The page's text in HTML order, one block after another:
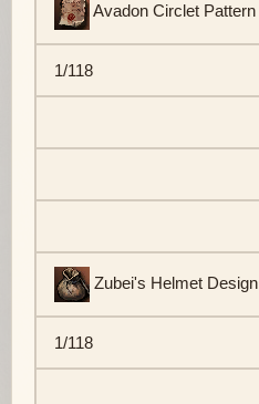
Avadon Circlet Pattern
1/118
Zubei's Helmet Design
1/118